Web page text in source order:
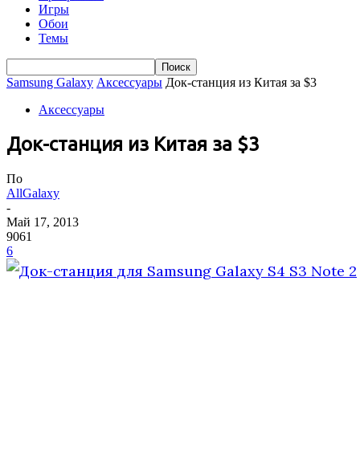
Игры
Обои
Темы
Samsung Galaxy Аксессуары Док-станция из Китая за $3
Аксессуары
Док-станция из Китая за $3
По
AllGalaxy
-
Май 17, 2013
9061
6